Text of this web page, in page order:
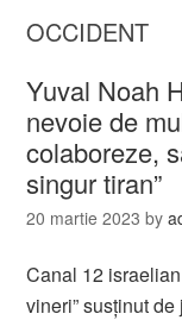
OCCIDENT
Yuval Noah
nevoie de
colaboreze,
singur tiran”
20 martie 2023 by
Canal 12
vineri” susţinut